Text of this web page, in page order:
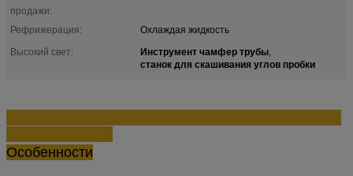
продажи:
Рефрижерация:
Охлаждая жидкость
Высокий свет:
Инструмент чамфер трубы,
станок для скашивания углов пробки
Особенности